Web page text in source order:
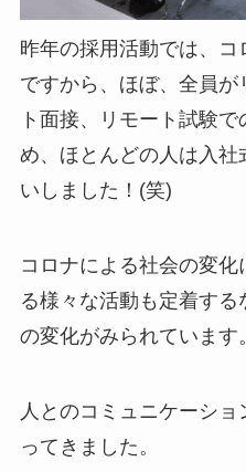
昨年の採用活動では、
ですから、ほぼ、全員
ト面接、リモート試験
め、ほとんどの人は入
いしました！(笑)
コロナによる社会の変化
る様々な活動も定着する
の変化がみられています。
人とのコミュニケーシ
ってきました。